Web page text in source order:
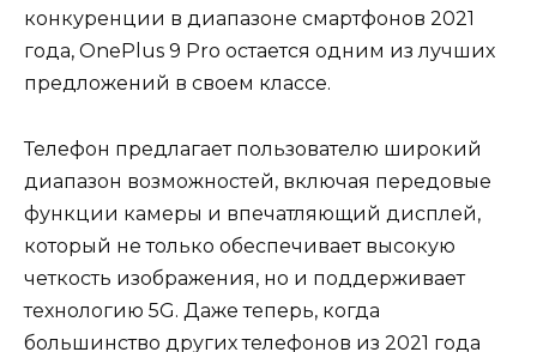
конкуренции в диапазоне смартфонов 2021
года, OnePlus 9 Pro остается одним из лучших
предложений в своем классе.
Телефон предлагает пользователю широкий
диапазон возможностей, включая передовые
функции камеры и впечатляющий дисплей,
который не только обеспечивает высокую
четкость изображения, но и поддерживает
технологию 5G. Даже теперь, когда
большинство других телефонов из 2021 года